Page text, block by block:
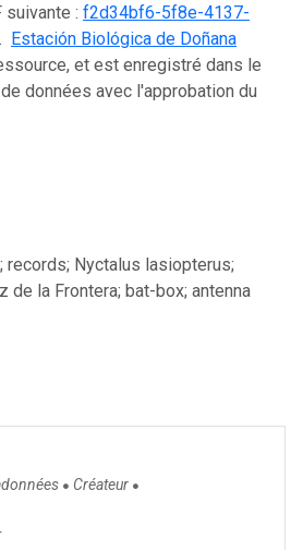
suivante : f2d34bf6-5f8e-4137-
. Estación Biológica de Doñana
et est enregistré dans le
données avec l'approbation du
records; Nyctalus lasiopterus;
de la Frontera; bat-box; antenna
● Créateur ●